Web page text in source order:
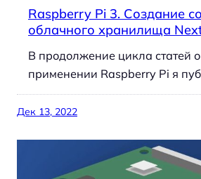
Raspberry Pi 3. Создание
облачного хранилища
В продолжение цикла статей
применении Raspberry Pi я
Дек 13, 2022